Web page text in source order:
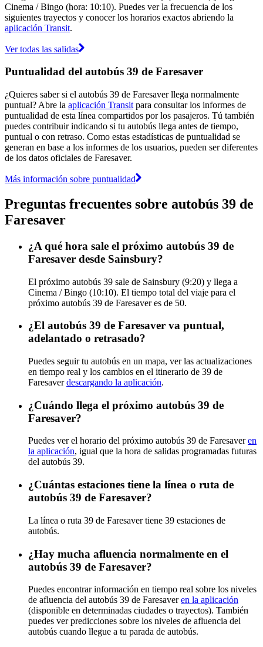
Cinema / Bingo (hora: 10:10). Puedes ver la frecuencia de los
siguientes trayectos y conocer los horarios exactos abriendo la
aplicación Transit.
Ver todas las salidas
Puntualidad del autobús 39 de Faresaver
¿Quieres saber si el autobús 39 de Faresaver llega normalmente
puntual? Abre la aplicación Transit para consultar los informes de
puntualidad de esta línea compartidos por los pasajeros. Tú también
puedes contribuir indicando si tu autobús llega antes de tiempo,
puntual o con retraso. Como estas estadísticas de puntualidad se
generan en base a los informes de los usuarios, pueden ser diferentes
de los datos oficiales de Faresaver.
Más información sobre puntualidad
Preguntas frecuentes sobre autobús 39 de
Faresaver
¿A qué hora sale el próximo autobús 39 de
Faresaver desde Sainsbury?
El próximo autobús 39 sale de Sainsbury (9:20) y llega a
Cinema / Bingo (10:10). El tiempo total del viaje para el
próximo autobús 39 de Faresaver es de 50.
¿El autobús 39 de Faresaver va puntual,
adelantado o retrasado?
Puedes seguir tu autobús en un mapa, ver las actualizaciones
en tiempo real y los cambios en el itinerario de 39 de
Faresaverdescargando la aplicación.
¿Cuándo llega el próximo autobús 39 de
Faresaver?
Puedes ver el horario del próximo autobús 39 de Faresaveren
la aplicación, igual que la hora de salidas programadas futuras
del autobús 39.
¿Cuántas estaciones tiene la línea o ruta de
autobús 39 de Faresaver?
La línea o ruta 39 de Faresaver tiene 39 estaciones de
autobús.
¿Hay mucha afluencia normalmente en el
autobús 39 de Faresaver?
Puedes encontrar información en tiempo real sobre los niveles
de afluencia del autobús 39 de Faresaveren la aplicación
(disponible en determinadas ciudades o trayectos). También
puedes ver predicciones sobre los niveles de afluencia del
autobús cuando llegue a tu parada de autobús.